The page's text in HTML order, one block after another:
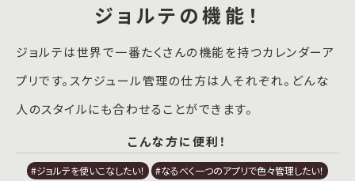
ジョルテの機能！
ジョルテは世界で一番たくさんの機能を持つカレンダーア
プリです。スケジュール管理の仕方は人それぞれ。どんな
人のスタイルにも合わせることができます。
こんな方に便利！
#ジョルテを使いこなしたい！ #なるべく一つのアプリで色々管理したい！